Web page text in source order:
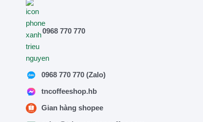
0968 770 770
0968 770 770 (Zalo)
tncoffeeshop.hb
Gian hàng shopee